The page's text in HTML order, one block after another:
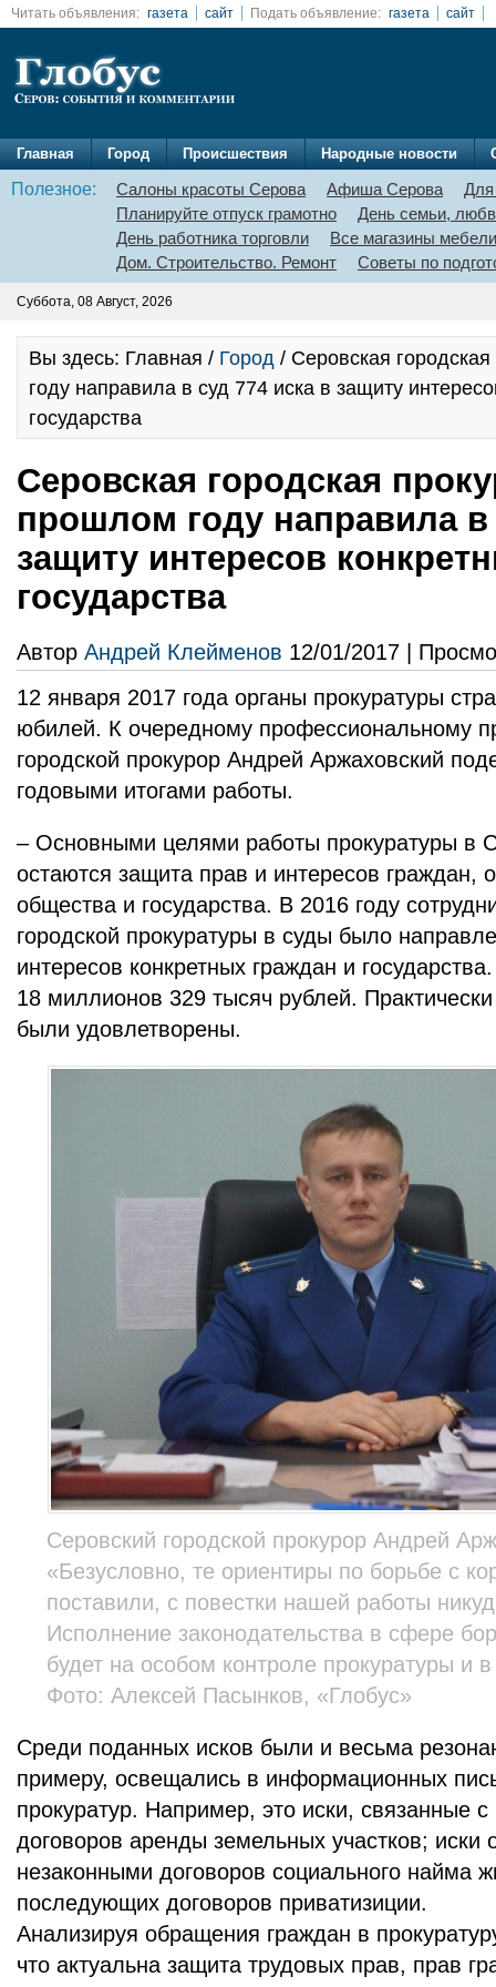
Читать объявления: газета сайт Подать объявление: газета сайт
Главная Город Происшествия Народные новости
Полезное: Салоны красоты Серова Афиша Серова
Для
Планируйте отпуск грамотно
День семьи,
День работника торговли
Все магазины мебели
Дом. Строительство. Ремонт
Советы по
Суббота, 08 Август, 2026
Вы здесь: Главная / Город / Серовская
году направила в суд 774 иска в защиту
государства
Серовская городская
прошлом году направила в
защиту интересов
государства
Автор Андрей Клейменов 12/01/2017 |
12 января 2017 года органы прокуратуры
юбилей. К очередному профессиональному
городской прокурор Андрей Аржаховский
годовыми итогами работы.
– Основными целями работы прокуратуры в
остаются защита прав и интересов граждан,
общества и государства. В 2016 году
городской прокуратуры в суды было
интересов конкретных граждан и
18 миллионов 329 тысяч рублей.
были удовлетворены.
Серовский городской прокурор Андрей
«Безусловно, те ориентиры по борьбе с
поставили, с повестки нашей работы
Исполнение законодательства в сфере
будет на особом контроле прокуратуры и
Фото: Алексей Пасынков, «Глобус»
Среди поданных исков были и весьма
примеру, освещались в информационных
прокуратур. Например, это иски, связанные
договоров аренды земельных участков; иски
незаконными договоров социального найма
последующих договоров приватизиции.
Анализируя обращения граждан в
что актуальна защита трудовых прав, прав